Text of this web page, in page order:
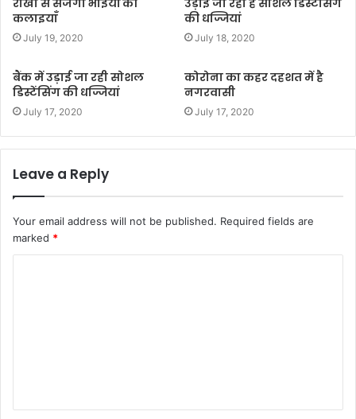
कलाइयाँ
July 19, 2020
की धज्जियां
July 18, 2020
बैंक में उड़ाई जा रही सोशल
डिस्टेंसिंग की धज्जियां
July 17, 2020
कोरोना का कहर दहशत में है
नगरवासी
July 17, 2020
Leave a Reply
Your email address will not be published. Required fields are
marked *
t